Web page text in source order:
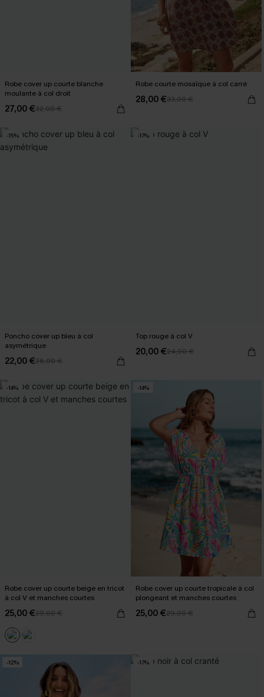
Robe cover up courte blanche
moulante à col droit
27,00 €32,00 €
Robe courte mosaïque à col carré
28,00 €33,00 €
-15%
Poncho cover up bleu à col
asymétrique
22,00 €26,00 €
-17%
Top rouge à col V
20,00 €24,00 €
-14%
Robe cover up courte beige en tricot
à col V et manches courtes
25,00 €29,00 €
-14%
Robe cover up courte tropicale à col
plongeant et manches courtes
25,00 €29,00 €
-12% -17%